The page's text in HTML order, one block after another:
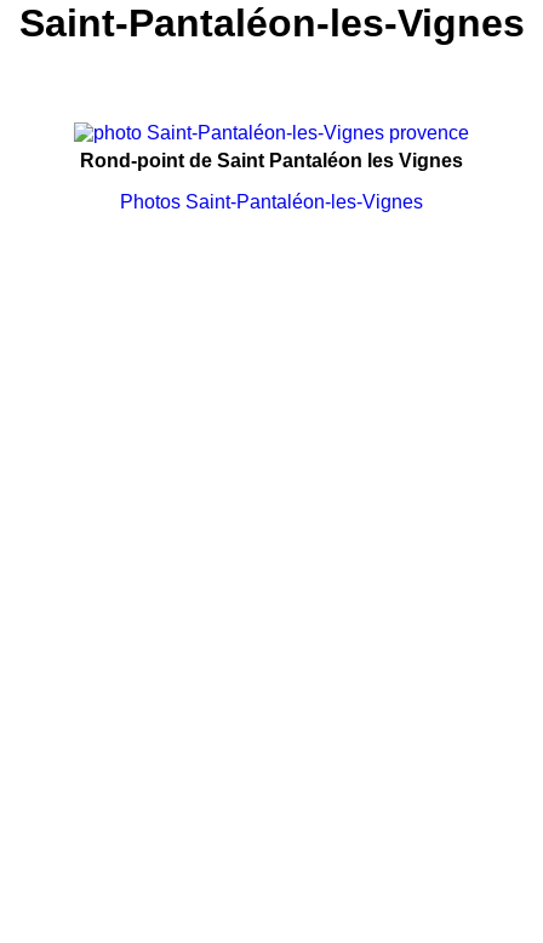
Saint-Pantaléon-les-Vignes
Rond-point de Saint Pantaléon les Vignes
Photos Saint-Pantaléon-les-Vignes